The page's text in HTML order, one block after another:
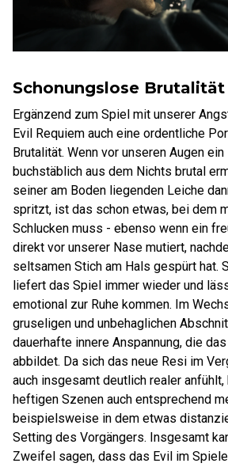
Schonungslose Brutalität
Ergänzend zum Spiel mit unserer
Evil Requiem auch eine ordentliche
Brutalität. Wenn vor unseren Augen
buchstäblich aus dem Nichts brutal
seiner am Boden liegenden Leiche
spritzt, ist das schon etwas, bei dem
Schlucken muss - ebenso wenn ein
direkt vor unserer Nase mutiert,
seltsamen Stich am Hals gespürt hat.
liefert das Spiel immer wieder und
emotional zur Ruhe kommen. Im
gruseligen und unbehaglichen
dauerhafte innere Anspannung, die
abbildet. Da sich das neue Resi im
auch insgesamt deutlich realer
heftigen Szenen auch entsprechend
beispielsweise in dem etwas
Setting des Vorgängers. Insgesamt
Zweifel sagen, dass das Evil im